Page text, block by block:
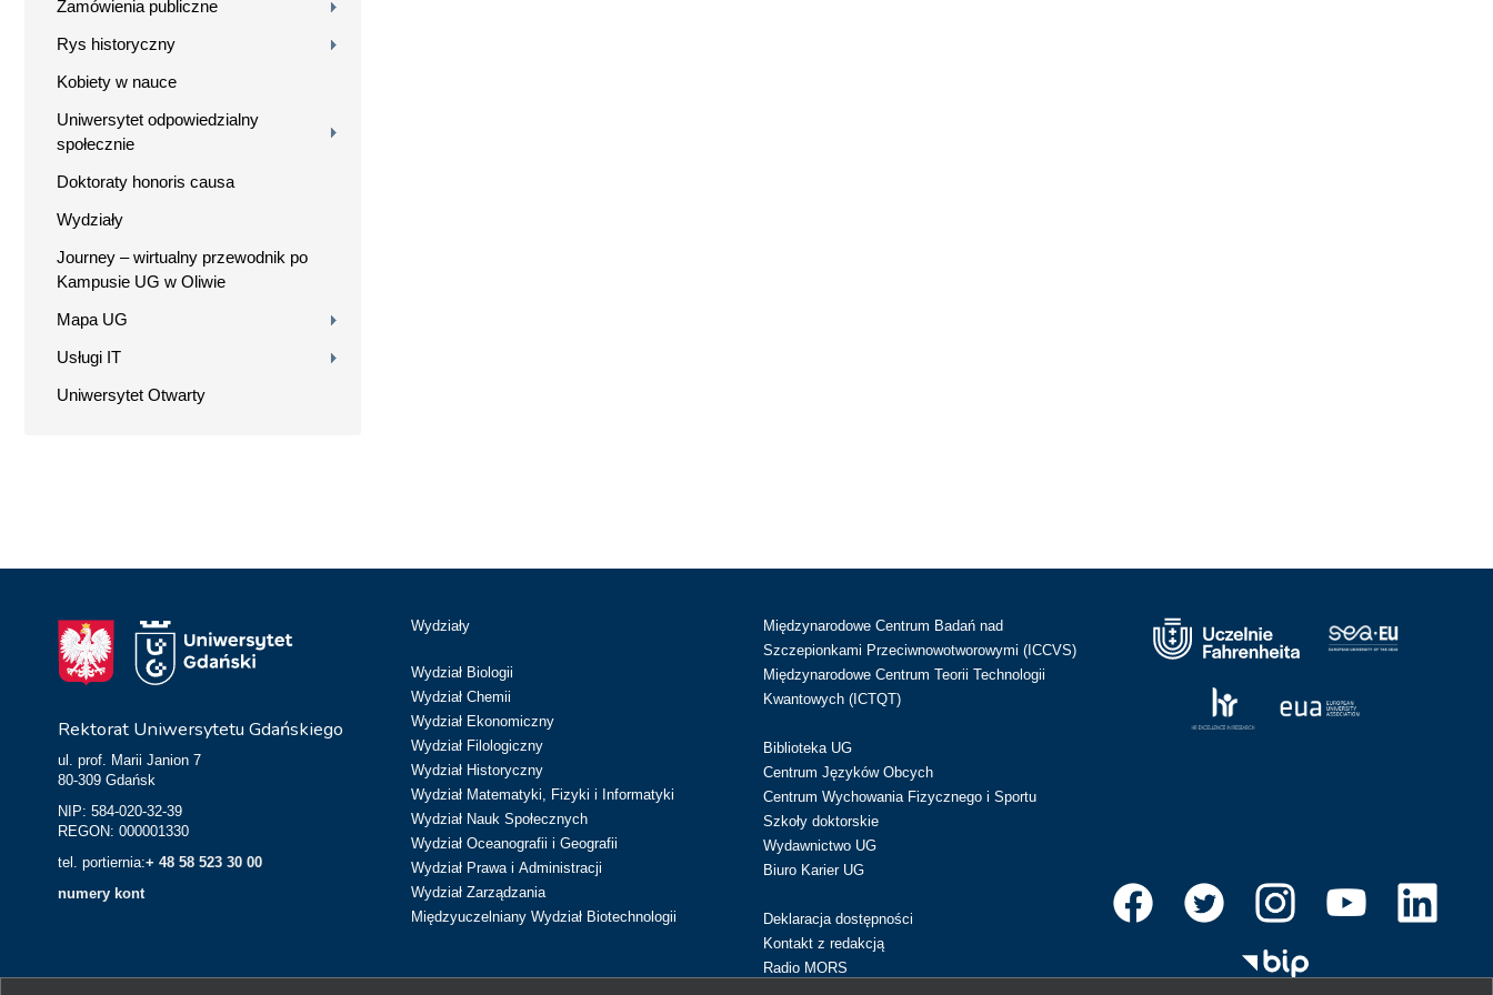
Zamówienia publiczne
Rys historyczny
Kobiety w nauce
Uniwersytet odpowiedzialny
społecznie
Doktoraty honoris causa
Wydziały
Journey – wirtualny przewodnik po
Kampusie UG w Oliwie
Mapa UG
Usługi IT
Uniwersytet Otwarty
Rektorat Uniwersytetu Gdańskiego
ul. prof. Marii Janion 7
80-309 Gdańsk
NIP: 584-020-32-39
REGON: 000001330
tel. portiernia:+ 48 58 523 30 00
numery kont
Wydziały
Wydział Biologii
Wydział Chemii
Wydział Ekonomiczny
Wydział Filologiczny
Wydział Historyczny
Wydział Matematyki, Fizyki i Informatyki
Wydział Nauk Społecznych
Wydział Oceanografii i Geografii
Wydział Prawa i Administracji
Wydział Zarządzania
Międzyuczelniany Wydział Biotechnologii
Międzynarodowe Centrum Badań nad
Szczepionkami Przeciwnowotworowymi (ICCVS)
Międzynarodowe Centrum Teorii Technologii
Kwantowych (ICTQT)
Biblioteka UG
Centrum Języków Obcych
Centrum Wychowania Fizycznego i Sportu
Szkoły doktorskie
Wydawnictwo UG
Biuro Karier UG
Deklaracja dostępności
Kontakt z redakcją
Radio MORS